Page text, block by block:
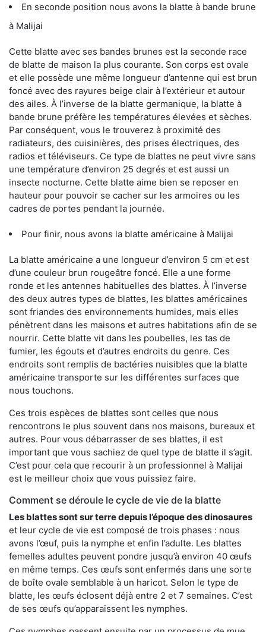
En seconde position nous avons la blatte à bande brune
à Malijai
Cette blatte avec ses bandes brunes est la seconde race
de blatte de maison la plus courante. Son corps est ovale
et elle possède une même longueur d’antenne qui est brun
foncé avec des rayures beige clair à l’extérieur et autour
des ailes. À l’inverse de la blatte germanique, la blatte à
bande brune préfère les températures élevées et sèches.
Par conséquent, vous le trouverez à proximité des
radiateurs, des cuisinières, des prises électriques, des
radios et téléviseurs. Ce type de blattes ne peut vivre sans
une température d’environ 25 degrés et est aussi un
insecte nocturne. Cette blatte aime bien se reposer en
hauteur pour pouvoir se cacher sur les armoires ou les
cadres de portes pendant la journée.
Pour finir, nous avons la blatte américaine à Malijai
La blatte américaine a une longueur d’environ 5 cm et est
d’une couleur brun rougeâtre foncé. Elle a une forme
ronde et les antennes habituelles des blattes. À l’inverse
des deux autres types de blattes, les blattes américaines
sont friandes des environnements humides, mais elles
pénètrent dans les maisons et autres habitations afin de se
nourrir. Cette blatte vit dans les poubelles, les tas de
fumier, les égouts et d’autres endroits du genre. Ces
endroits sont remplis de bactéries nuisibles que la blatte
américaine transporte sur les différentes surfaces que
nous touchons.
Ces trois espèces de blattes sont celles que nous
rencontrons le plus souvent dans nos maisons, bureaux et
autres. Pour vous débarrasser de ses blattes, il est
important que vous sachiez de quel type de blatte il s’agit.
C’est pour cela que recourir à un professionnel à Malijai
est le meilleur choix que vous puissiez faire.
Comment se déroule le cycle de vie de la blatte
Les blattes sont sur terre depuis l’époque des dinosaures
et leur cycle de vie est composé de trois phases : nous
avons l’œuf, puis la nymphe et enfin l’adulte. Les blattes
femelles adultes peuvent pondre jusqu’à environ 40 œufs
en même temps. Ces œufs sont enfermés dans une sorte
de boîte ovale semblable à un haricot. Selon le type de
blatte, les œufs éclosent déjà entre 2 et 7 semaines. C’est
de ses œufs qu’apparaissent les nymphes.